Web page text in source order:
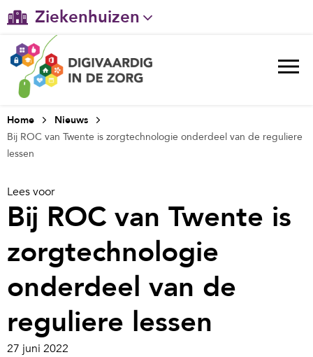
Ziekenhuizen
Gehandicaptenzorg
Verpleeghuiszorg & Zorg thuis
Ggz
Welzijn / sociaal werk
Home
Nieuws
Bij ROC van Twente is zorgtechnologie onderdeel van de reguliere
lessen
Lees voor
Bij ROC van Twente is
zorgtechnologie
onderdeel van de
reguliere lessen
27 juni 2022